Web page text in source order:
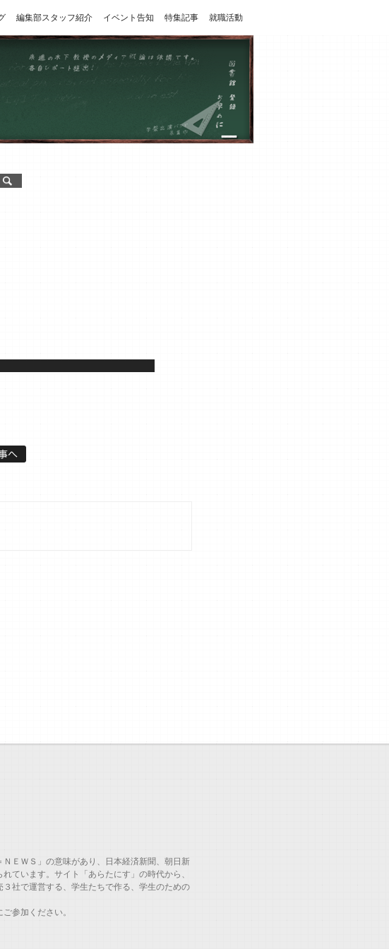
編集部スタッフ紹介 イベント告知 特集記事 就職活動
ＥＷＳ」の意味があり、日本経済新聞、朝日新
ています。サイト「あらたにす」の時代から、
社で運営する、学生たちで作る、学生のための
参加ください。